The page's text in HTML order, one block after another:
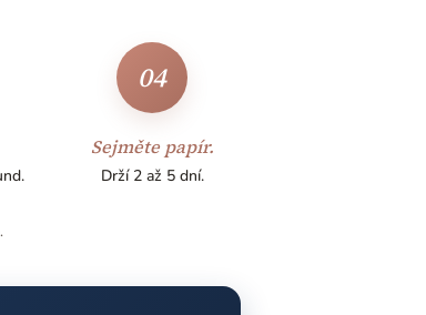
04
Sejměte papír.
Drží 2 až 5 dní.